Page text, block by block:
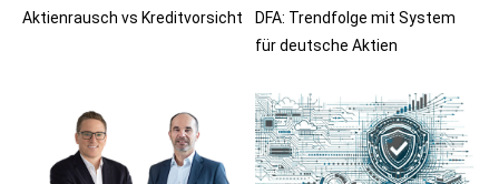
Aktienrausch vs Kreditvorsicht
DFA: Trendfolge mit System
für deutsche Aktien